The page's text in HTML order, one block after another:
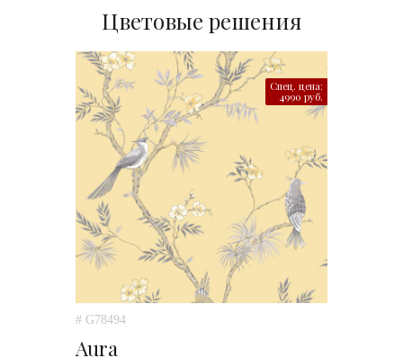
Цветовые решения
Спец. цена:
4990 руб.
# G78494
Aura